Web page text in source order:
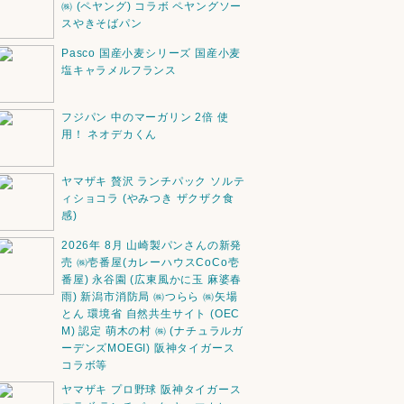
㈱ (ペヤング) コラボ ペヤングソー
スやきそばパン
Pasco 国産小麦シリーズ 国産小麦
塩キャラメルフランス
フジパン 中のマーガリン 2倍 使
用！ ネオデカくん
ヤマザキ 贅沢 ランチパック ソルテ
ィショコラ (やみつき ザクザク食
感)
2026年 8月 山崎製パンさんの新発
売 ㈱壱番屋(カレーハウスCoCo壱
番屋) 永谷園 (広東風かに玉 麻婆春
雨) 新潟市消防局 ㈱つらら ㈱矢場
とん 環境省 自然共生サイト (OEC
M) 認定 萌木の村 ㈱ (ナチュラルガ
ーデンズMOEGI) 阪神タイガース
コラボ等
ヤマザキ プロ野球 阪神タイガース